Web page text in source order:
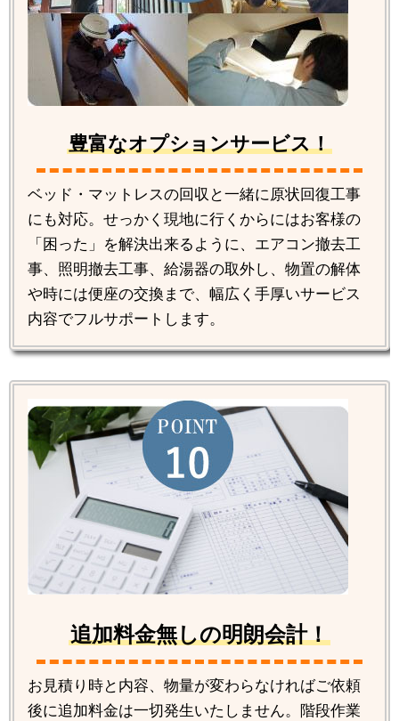
豊富なオプションサービス！
ベッド・マットレスの回収と一緒に原状回復工事
にも対応。せっかく現地に行くからにはお客様の
「困った」を解決出来るように、エアコン撤去工
事、照明撤去工事、給湯器の取外し、物置の解体
や時には便座の交換まで、幅広く手厚いサービス
内容でフルサポートします。
追加料金無しの明朗会計！
お見積り時と内容、物量が変わらなければご依頼
後に追加料金は一切発生いたしません。階段作業